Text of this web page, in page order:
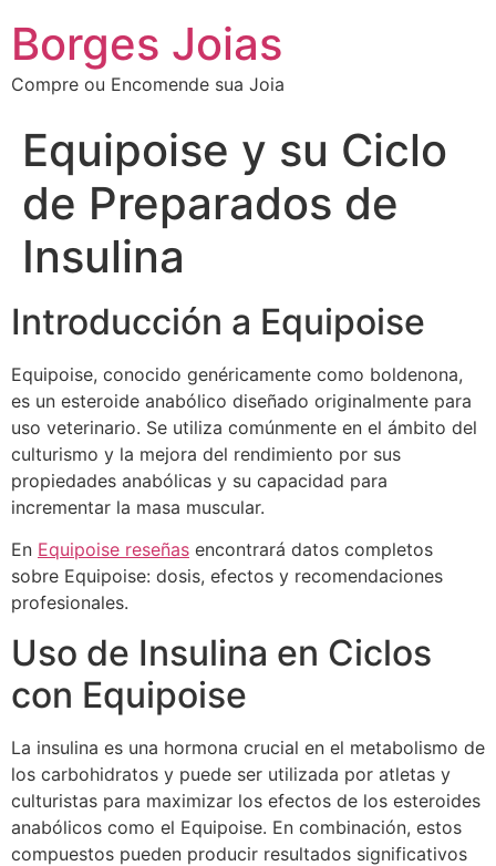
Borges Joias
Compre ou Encomende sua Joia
Equipoise y su Ciclo
de Preparados de
Insulina
Introducción a Equipoise
Equipoise, conocido genéricamente como boldenona,
es un esteroide anabólico diseñado originalmente para
uso veterinario. Se utiliza comúnmente en el ámbito del
culturismo y la mejora del rendimiento por sus
propiedades anabólicas y su capacidad para
incrementar la masa muscular.
En Equipoise reseñas encontrará datos completos
sobre Equipoise: dosis, efectos y recomendaciones
profesionales.
Uso de Insulina en Ciclos
con Equipoise
La insulina es una hormona crucial en el metabolismo de
los carbohidratos y puede ser utilizada por atletas y
culturistas para maximizar los efectos de los esteroides
anabólicos como el Equipoise. En combinación, estos
compuestos pueden producir resultados significativos